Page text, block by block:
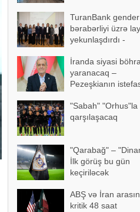
TuranBank gender
bərabərliyi üzrə
yekunlaşdırdı -
İranda siyasi
yaranacaq –
Pezeşkianın
"Sabah" "Orhus"la
qarşılaşacaq
"Qarabağ" –
İlk görüş bu gün
keçiriləcək
ABŞ və İran
kritik 48 saat